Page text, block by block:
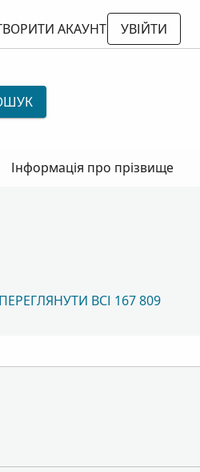
АКАУНТ
УВІЙТИ
Інформація про прізвище
ПЕРЕГЛЯНУТИ ВСІ 167 809